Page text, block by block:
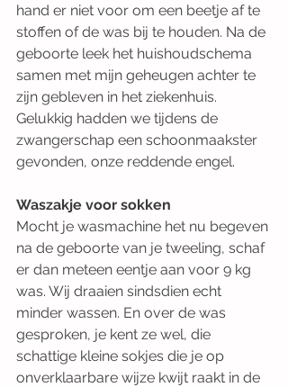
hand er niet voor om een beetje af te
stoffen of de was bij te houden. Na de
geboorte leek het huishoudschema
samen met mijn geheugen achter te
zijn gebleven in het ziekenhuis.
Gelukkig hadden we tijdens de
zwangerschap een schoonmaakster
gevonden, onze reddende engel.
Waszakje voor sokken
Mocht je wasmachine het nu begeven
na de geboorte van je tweeling, schaf
er dan meteen eentje aan voor 9 kg
was. Wij draaien sindsdien echt
minder wassen. En over de was
gesproken, je kent ze wel, die
schattige kleine sokjes die je op
onverklaarbare wijze kwijt raakt in de